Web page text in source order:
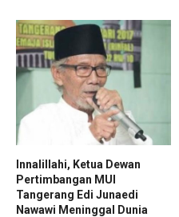
Innalillahi, Ketua Dewan
Pertimbangan MUI
Tangerang Edi Junaedi
Nawawi Meninggal Dunia